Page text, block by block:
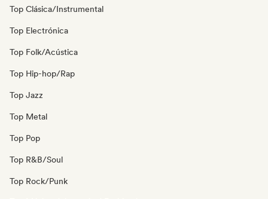
Top Clásica/Instrumental
Top Electrónica
Top Folk/Acústica
Top Hip-hop/Rap
Top Jazz
Top Metal
Top Pop
Top R&B/Soul
Top Rock/Punk